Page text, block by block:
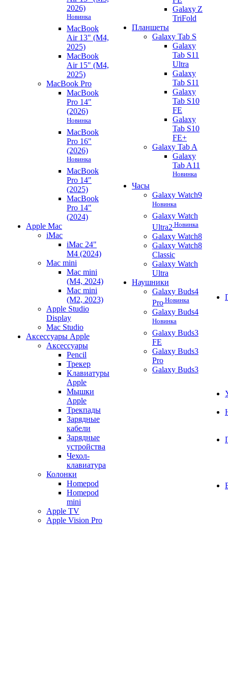
2026)
Новинка
MacBook
Air 13" (M4,
2025)
MacBook
Air 15" (M4,
2025)
MacBook Pro
MacBook
Pro 14"
(2026)
Новинка
MacBook
Pro 16"
(2026)
Новинка
MacBook
Pro 14"
(2025)
MacBook
Pro 14"
(2024)
Apple Mac
iMac
iMac 24"
M4 (2024)
Mac mini
Mac mini
(M4, 2024)
Mac mini
(M2, 2023)
Apple Studio
Display
Mac Studio
Аксессуары Apple
Аксессуары
Pencil
Трекер
Клавиатуры
Apple
Мышки
Apple
Трекпады
Зарядные
кабели
Зарядные
устройства
Чехол-
клавиатура
Колонки
Homepod
Homepod
mini
Apple TV
Apple Vision Pro
Galaxy Z
TriFold
Планшеты
Galaxy Tab S
Galaxy
Tab S11
Ultra
Galaxy
Tab S11
Galaxy
Tab S10
FE
Galaxy
Tab S10
FE+
Galaxy Tab A
Galaxy
Tab A11
Новинка
Часы
Galaxy Watch9
Новинка
Galaxy Watch
Ultra2 Новинка
Galaxy Watch8
Galaxy Watch8
Classic
Galaxy Watch
Ultra
Наушники
Galaxy Buds4
Pro Новинка
Galaxy Buds4
Новинка
Galaxy Buds3
FE
Galaxy Buds3
Pro
Galaxy Buds3